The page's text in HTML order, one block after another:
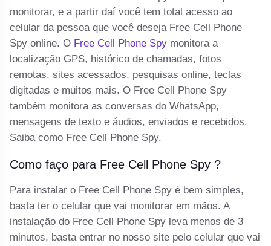
monitorar, e a partir daí você tem total acesso ao
celular da pessoa que você deseja Free Cell Phone
Spy online. O Free Cell Phone Spy monitora a
localização GPS, histórico de chamadas, fotos
remotas, sites acessados, pesquisas online, teclas
digitadas e muitos mais. O Free Cell Phone Spy
também monitora as conversas do WhatsApp,
mensagens de texto e áudios, enviados e recebidos.
Saiba como Free Cell Phone Spy.
Como faço para Free Cell Phone Spy ?
Para instalar o Free Cell Phone Spy é bem simples,
basta ter o celular que vai monitorar em mãos. A
instalação do Free Cell Phone Spy leva menos de 3
minutos, basta entrar no nosso site pelo celular que vai